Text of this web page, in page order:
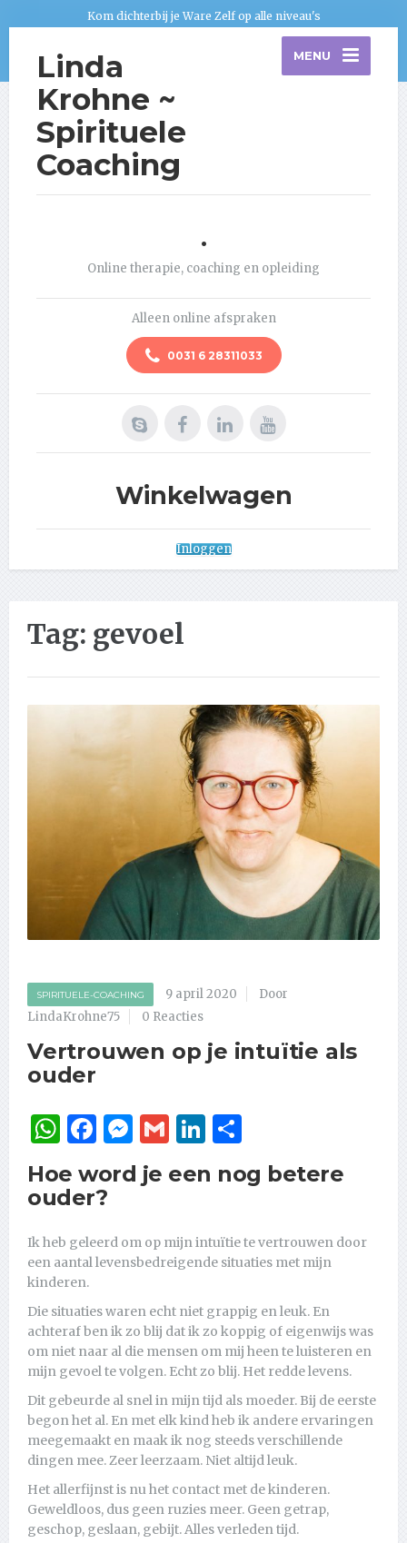
Kom dichterbij je Ware Zelf op alle niveau's
Linda
Krohne ~
Spirituele
Coaching
MENU
.
Online therapie, coaching en opleiding
Alleen online afspraken
0031 6 28311033
Winkelwagen
Inloggen
Tag: gevoel
SPIRITUELE-COACHING 9 april 2020
Door
LindaKrohne75
0 Reacties
Vertrouwen op je intuïtie als
ouder
WhatsApp
Facebook
Messenger
GmailLinkedIn
Hoe word je een nog betere
ouder?
Ik heb geleerd om op mijn intuïtie te vertrouwen door
een aantal levensbedreigende situaties met mijn
kinderen.
Die situaties waren echt niet grappig en leuk. En
achteraf ben ik zo blij dat ik zo koppig of eigenwijs was
om niet naar al die mensen om mij heen te luisteren en
mijn gevoel te volgen. Echt zo blij. Het redde levens.
Dit gebeurde al snel in mijn tijd als moeder. Bij de eerste
begon het al. En met elk kind heb ik andere ervaringen
meegemaakt en maak ik nog steeds verschillende
dingen mee. Zeer leerzaam. Niet altijd leuk.
Het allerfijnst is nu het contact met de kinderen.
Geweldloos, dus geen ruzies meer. Geen getrap,
geschop, geslaan, gebijt. Alles verleden tijd.